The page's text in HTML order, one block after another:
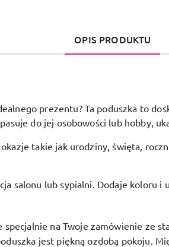
OPIS PRODUKTU
prezentu? Ta poduszka to
do jej osobowości lub hobby,
takie jak urodziny, święta,
salonu lub sypialni. Dodaje koloru i
na Twoje zamówienie ze
jest piękną ozdobą pokoju.